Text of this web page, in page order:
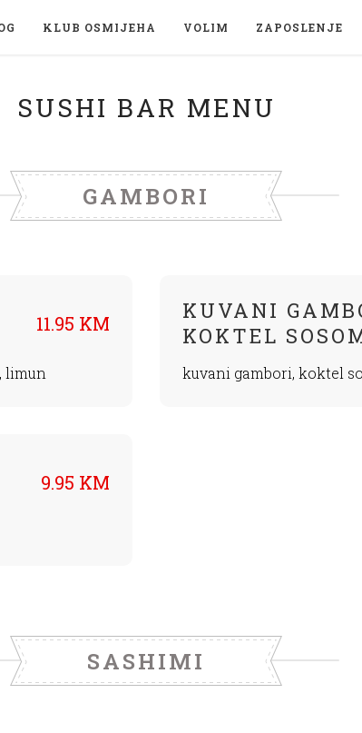
KLUB OSMIJEHA VOLIM ZAPOSLENJE
SUSHI BAR MENU
GAMBORI
11.95 KM
limun
KUVANI
KOKTEL
kuvani gambori, koktel
9.95 KM
SASHIMI